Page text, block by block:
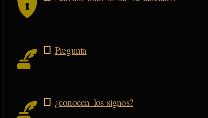
Pregunta
¿conocen los signos?